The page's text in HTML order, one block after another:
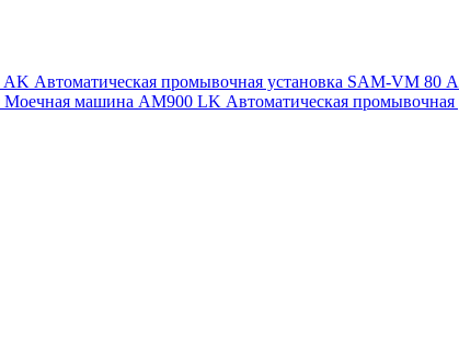
AK Автоматическая промывочная установка SAM-VM 80
Моечная машина AM900 LK Автоматическая